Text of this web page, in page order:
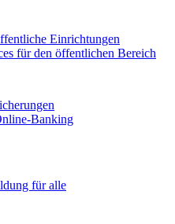
Einrichtungen
für den öffentlichen Bereich
Banking
für alle